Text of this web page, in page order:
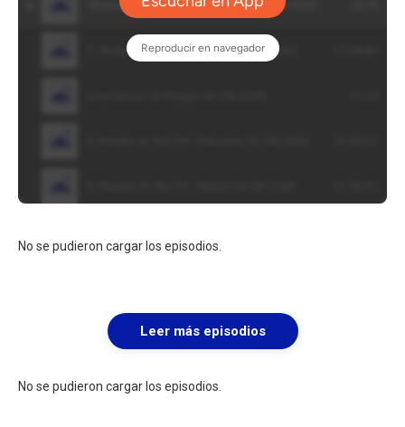
No se pudieron cargar los episodios.
Leer más episodios
No se pudieron cargar los episodios.